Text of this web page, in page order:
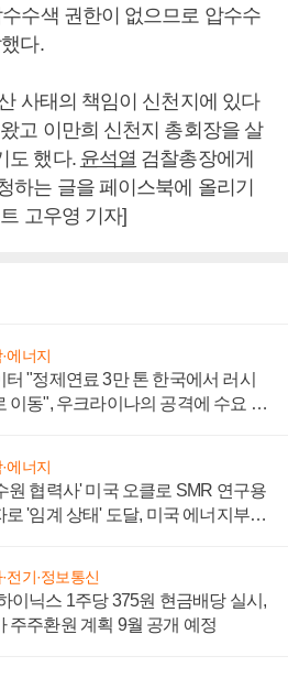
수수색 권한이 없으므로 압수수
다.
사태의 책임이 신천지에 있다
고 이만희 신천지 총회장을 살
도 했다. 윤석열 검찰총장에게
하는 글을 페이스북에 올리기
고우영 기자]
에너지
터 "정제연료 3만 톤 한국에서 러시
이동", 우크라이나의 공격에 수요 늘
에너지
원 협력사' 미국 오클로 SMR 연구용
로 '임계 상태' 도달, 미국 에너지부
전기·정보통신
이닉스 1주당 375원 현금배당 실시,
주주환원 계획 9월 공개 예정